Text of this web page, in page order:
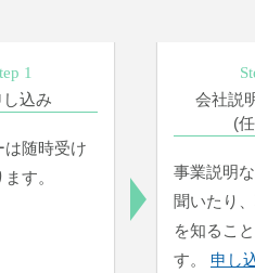
1
し込み
は随時受け
す。
会社説
(
事業説明
聞いたり
を知るこ
す。 申し